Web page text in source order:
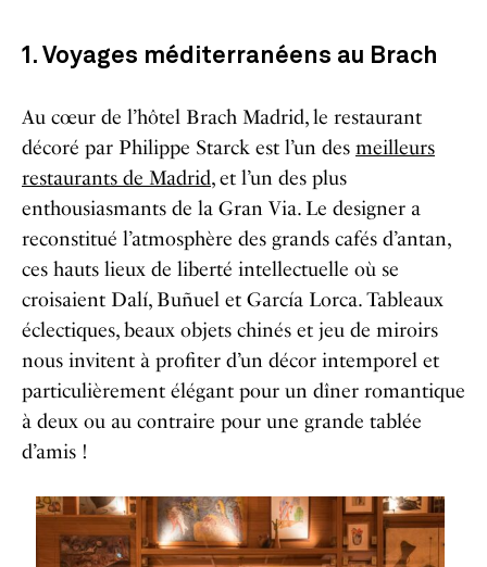
1. Voyages méditerranéens au Brach
Au cœur de l’hôtel Brach Madrid, le restaurant
décoré par Philippe Starck est l’un des meilleurs
restaurants de Madrid, et l’un des plus
enthousiasmants de la Gran Via. Le designer a
reconstitué l’atmosphère des grands cafés d’antan,
ces hauts lieux de liberté intellectuelle où se
croisaient Dalí, Buñuel et García Lorca. Tableaux
éclectiques, beaux objets chinés et jeu de miroirs
nous invitent à profiter d’un décor intemporel et
particulièrement élégant pour un dîner romantique
à deux ou au contraire pour une grande tablée
d’amis !